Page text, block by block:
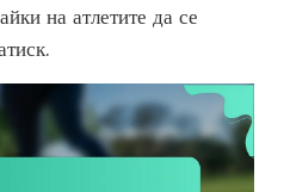
на атлетите да се